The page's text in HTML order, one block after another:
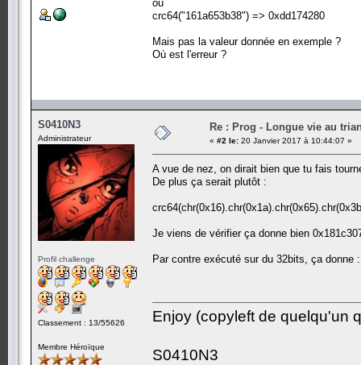
ou
crc64("161a653b38") => 0xdd174280
Mais pas la valeur donnée en exemple ?
Où est l'erreur ?
S0410N3
Administrateur
Profil challenge
Classement : 13/55626
Membre Héroïque
Re : Prog - Longue vie au
« #2 le: 20 Janvier 2017 à 10:44:07 »
A vue de nez, on dirait bien que tu fais
De plus ça serait plutôt :
Je viens de vérifier ça donne bien
Par contre exécuté sur du 32bits, ça donne
Enjoy (copyleft de quelqu'un
S0410N3